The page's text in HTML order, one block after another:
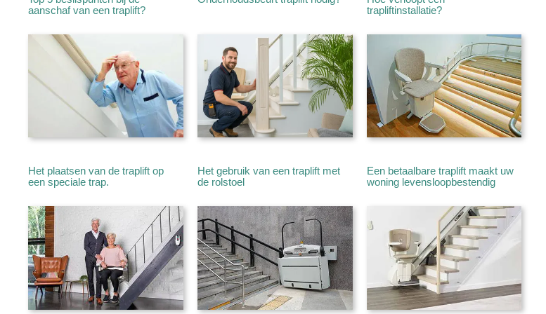
aanschaf van een traplift?
trapliftinstallatie?
Het plaatsen van de traplift op
een speciale trap.
Het gebruik van een traplift met
de rolstoel
Een betaalbare traplift maakt uw
woning levensloopbestendig